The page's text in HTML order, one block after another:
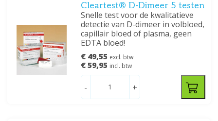
Cleartest® D-Dimeer 5 testen
Snelle test voor de kwalitatieve
detectie van D-dimeer in volbloed,
capillair bloed of plasma, geen
EDTA bloed!
€ 49,55 excl. btw
€ 59,95 incl. btw
- +